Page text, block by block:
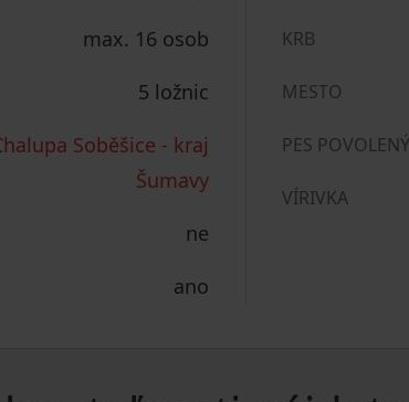
max. 16 osob
5 ložnic
Soběšice - kraj
Šumavy
ne
ano
KRB
MESTO
PES POVOLENÝ
VÍRIVKA